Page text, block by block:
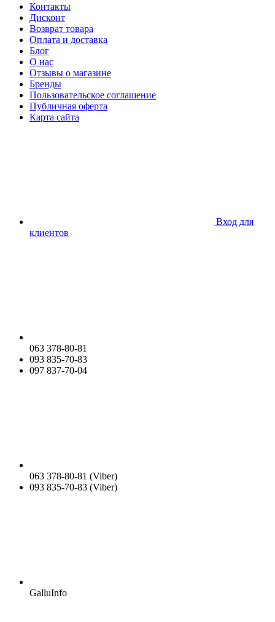
Контакты
Дисконт
Возврат товара
Оплата и доставка
Блог
О нас
Отзывы о магазине
Бренды
Пользовательское соглашение
Публичная оферта
Карта сайта
Вход для
клиентов
063 378-80-81
093 835-70-83
097 837-70-04
063 378-80-81 (Viber)
093 835-70-83 (Viber)
GalluInfo